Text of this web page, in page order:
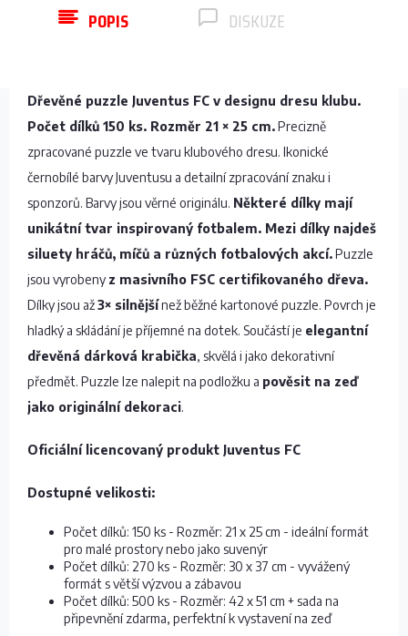
POPIS DISKUZE
Dřevěné puzzle Juventus FC v designu dresu klubu.
Počet dílků 150 ks. Rozměr 21 × 25 cm.Precizně
zpracované puzzle ve tvaru klubového dresu. Ikonické
černobílé barvy Juventusu a detailní zpracování znaku i
sponzorů. Barvy jsou věrné originálu. Některé dílky mají
unikátní tvar inspirovaný fotbalem. Mezi dílky najdeš
siluety hráčů, míčů a různých fotbalových akcí.Puzzle
jsou vyrobenyz masivního FSC certifikovaného dřeva.
Dílky jsou až3× silnějšínež běžné kartonové puzzle. Povrch je
hladký a skládání je příjemné na dotek. Součástí je elegantní
dřevěná dárková krabička, skvělá i jako dekorativní
předmět. Puzzle lze nalepit na podložku a pověsit na zeď
jako originální dekoraci.
Oficiální licencovaný produkt Juventus FC
Dostupné velikosti:
Počet dílků: 150 ks - Rozměr: 21 x 25 cm - ideální formát
pro malé prostory nebo jako suvenýr
Počet dílků: 270 ks - Rozměr: 30 x 37 cm - vyvážený
formát s větší výzvou a zábavou
Počet dílků: 500 ks - Rozměr: 42 x 51 cm + sada na
připevnění zdarma, perfektní k vystavení na zeď